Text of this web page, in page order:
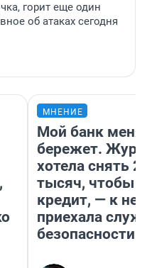
горит еще один
об атаках сегодня
МНЕНИЕ
Мой банк меня
бережет.
хотела снять
тысяч, чтобы
кредит, — к
приехала
безопасности